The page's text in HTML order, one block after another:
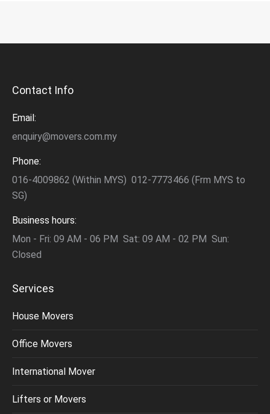
Contact Info
Email:
enquiry@movers.com.my
Phone:
016-4009862 (Within MYS) 012-7773466 (Frm MYS to
SG)
Business hours:
Mon - Fri: 09 AM - 06 PM Sat: 09 AM - 02 PM Sun:
Closed
Services
House Movers
Office Movers
International Mover
Lifters or Movers